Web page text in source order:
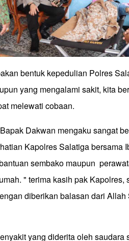
bentuk kepedulian Polres
yang mengalami sakit, kita
melewati cobaan.
Dakwan mengaku sangat
Kapolres Salatiga bersama
sembako maupun
" terima kasih pak Kapolres,
diberikan balasan dari Allah
yang diderita oleh saudara